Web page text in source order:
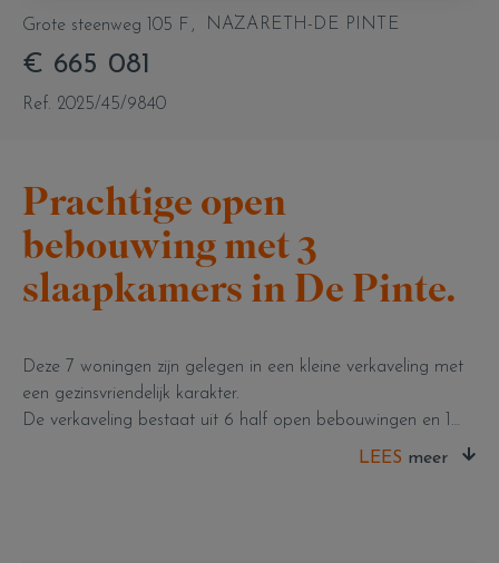
NAZARETH-DE PINTE
Grote steenweg 105 F
€ 665 081
Ref. 2025/45/9840
Prachtige open
bebouwing met 3
slaapkamers in De Pinte.
Deze 7 woningen zijn gelegen in een kleine verkaveling met
een gezinsvriendelijk karakter.
De verkaveling bestaat uit 6 half open bebouwingen en 1
LEES